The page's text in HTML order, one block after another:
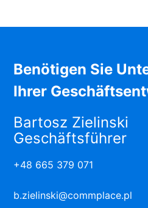
Benötigen Sie
Ihrer
Bartosz Zielinski
Geschäftsführer
+48 665 379 071
b.zielinski@commplace.pl